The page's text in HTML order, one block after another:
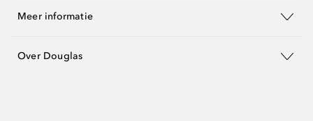
Meer informatie
Over Douglas